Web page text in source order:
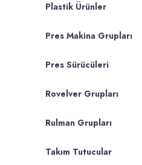
Plastik Ürünler
Pres Makina Grupları
Pres Sürücüleri
Rovelver Grupları
Rulman Grupları
Takım Tutucular